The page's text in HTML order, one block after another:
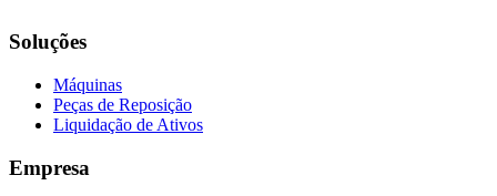
Soluções
Máquinas
Peças de Reposição
Liquidação de Ativos
Empresa